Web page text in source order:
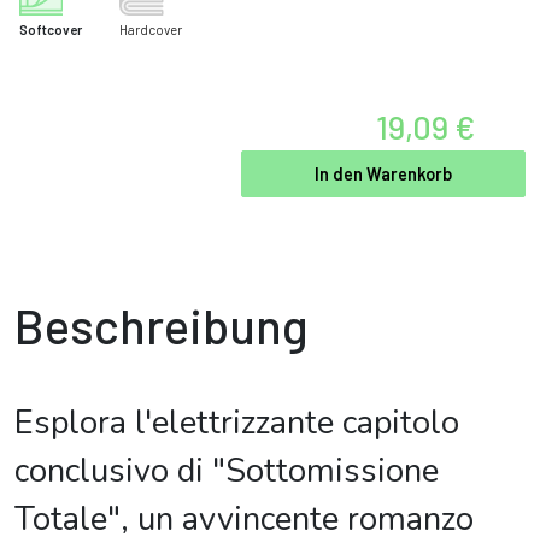
Softcover Hardcover
19,09 €
In den Warenkorb
Beschreibung
Esplora l'elettrizzante capitolo
conclusivo di "Sottomissione
Totale", un avvincente romanzo